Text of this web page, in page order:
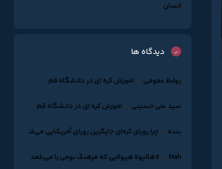
انسان
دیدگاه ها
روابط عمومی دراموزش کره ای در دانشگاه قم
سید علی حسینی دراموزش کره ای در دانشگاه قم
بنده درچرا رویای کره‌ای جایگزین رویای آمریکایی می‌شود؟
Mah در«هالیو» هیولایی که فرهنگ بومی را می‌بلعد